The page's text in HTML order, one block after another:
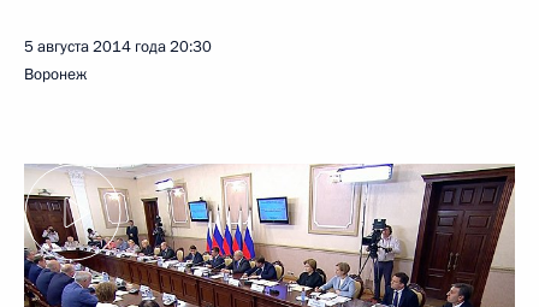
5 августа 2014 года20:30
Воронеж